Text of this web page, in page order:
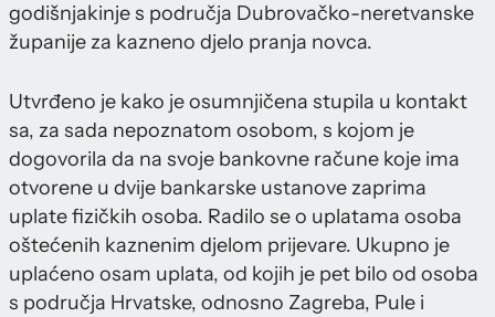
godišnjakinje s područja Dubrovačko-neretvanske
županije za kazneno djelo pranja novca.
Utvrđeno je kako je osumnjičena stupila u kontakt
sa, za sada nepoznatom osobom, s kojom je
dogovorila da na svoje bankovne račune koje ima
otvorene u dvije bankarske ustanove zaprima
uplate fizičkih osoba. Radilo se o uplatama osoba
oštećenih kaznenim djelom prijevare. Ukupno je
uplaćeno osam uplata, od kojih je pet bilo od osoba
s područja Hrvatske, odnosno Zagreba, Pule i